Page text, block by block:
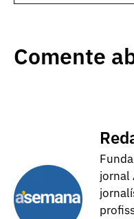
Comente
jornal